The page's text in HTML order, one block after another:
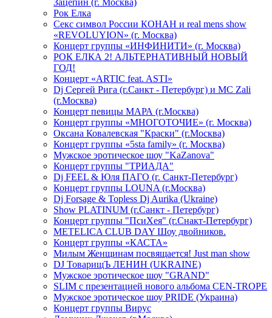
Зацепин (г. Москва)
Рок Елка
Секс символ России КОНАН и real mens show
«REVOLUYION» (г. Москва)
Концерт группы «ИНФИНИТИ» (г. Москва)
РОК ЕЛКА 2! АЛЬТЕРНАТИВНЫЙ НОВЫЙ
ГОД!
Концерт «ARTIC feat. ASTI»
Dj Сергей Рига (г.Санкт - Петербург) и MC Zali
(г.Москва)
Концерт певицы МАРА (г.Москва)
Концерт группы «МНОГОТОЧИЕ» (г. Москва)
Оксана Ковалевская "Краски" (г.Москва)
Концерт группы «5sta family» (г. Москва)
Мужское эротическое шоу "KaZanova"
Концерт группы "ТРИАДА"
Dj FEEL & Юля ПАГО (г. Санкт-Петербург)
Концерт группы LOUNA (г.Москва)
Dj Forsage & Topless Dj Aurika (Ukraine)
Show PLATINUM (г.Санкт - Петербург)
Концерт группы "ПсиХея" (г.Снакт-Петербург)
METELICA CLUB DAY Шоу двойников.
Концерт группы «КАСТА»
Милым Женщинам посвящается! Just man show
DJ ТоварищЪ ЛЕНИН (UKRAINE)
Мужское эротическое шоу "GRAND"
SLIM с презентацией нового альбома CEN-TROPE
Мужское эротическое шоу PRIDE (Украина)
Концерт группы Вирус